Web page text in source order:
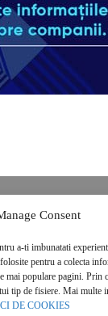
Consent
a-ti imbunatati
pentru a colecta
mai populare pagini. Prin
tip de fisiere. Mai multe
DE COOKIES